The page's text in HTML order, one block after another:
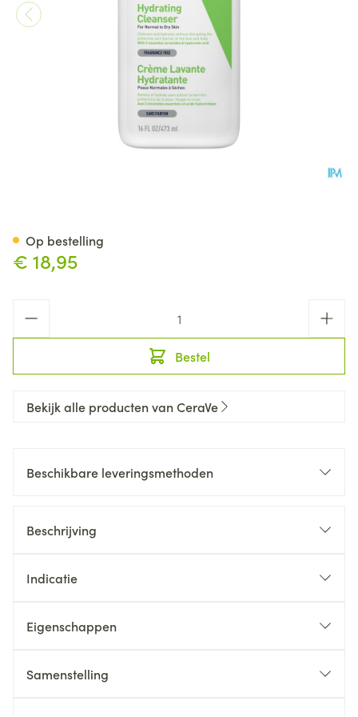
€ 18,95
Bestel
Op bestelling
Bekijk alle producten van CeraVe
Beschikbare leveringsmethoden
Beschrijving
Indicatie
Eigenschappen
Samenstelling